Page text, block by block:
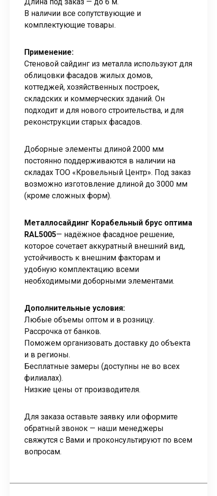
В наличии все сопутствующие и
комплектующие товары.
Применение:
Стеновой сайдинг из металла используют для
облицовки фасадов жилых домов,
коттеджей, хозяйственных построек,
складских и коммерческих зданий. Он
подходит и для нового строительства, и для
реконструкции старых фасадов.
Доборные элементы длиной 2000 мм
постоянно поддерживаются в наличии на
складах ТОО «Кровельный Центр». Под заказ
возможно изготовление длиной до 3000 мм
(кроме сложных форм).
Металлосайдинг Корабельный брус оптима
RAL5005— надёжное фасадное решение,
которое сочетает аккуратный внешний вид,
устойчивость к внешним факторам и
удобную комплектацию всеми
необходимыми доборными элементами.
Дополнительные условия:
Любые объемы оптом и в розницу.
Рассрочка от банков.
Поможем организовать доставку до объекта
и в регионы.
Бесплатные замеры (доступны не во всех
филиалах).
Низкие цены от производителя.
Для заказа оставьте заявку или оформите
обратный звонок — наши менеджеры
свяжутся с Вами и проконсультируют по всем
вопросам.